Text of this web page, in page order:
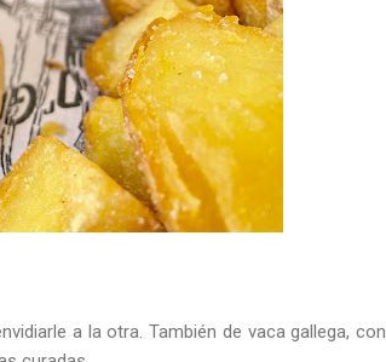
a la otra. También de vaca gallega, con